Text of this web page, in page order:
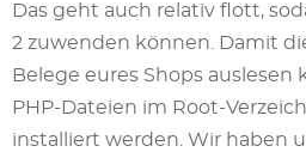
Das geht auch relativ flott,
2 zuwenden können. Damit
Belege eures Shops auslesen
PHP-Dateien im Root-
installiert werden. Wir haben